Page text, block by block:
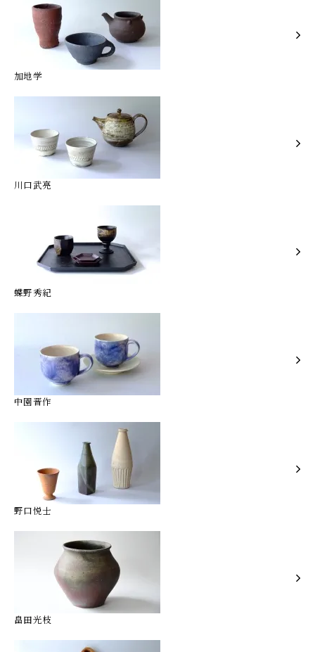
加地学
川口武亮
蝶野秀紀
中園晋作
野口悦士
畠田光枝